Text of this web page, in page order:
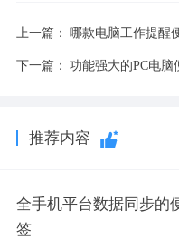
上一篇： 哪款电脑工作提醒便
下一篇： 功能强大的PC电脑
推荐内容
全手机平台数据同步的
签